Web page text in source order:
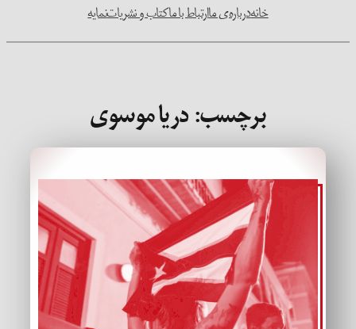
خانهدرباره‌ی ماارتباط با ماکتاب و نشریاتنمایه
برچسب:دریا موسوی